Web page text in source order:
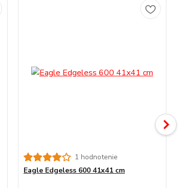
1 hodnotenie
Eagle Edgeless 600 41x41 cm